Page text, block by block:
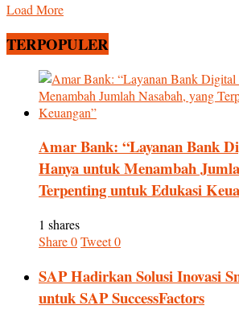
Load More
TERPOPULER
Amar Bank: “Layanan Bank
Hanya untuk Menambah
Terpenting untuk Edukasi
1 shares
Share0Tweet0
SAP Hadirkan Solusi Inovasi
untuk SAP SuccessFactors